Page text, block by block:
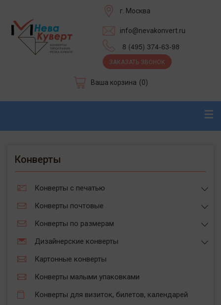
г. Москва
info@nevakonvert.ru
8 (495) 374-63-98
ЗАКАЗАТЬ ЗВОНОК
Ваша корзина (0)
☰
Конверты
Конверты с печатью
Конверты почтовые
Конверты по размерам
Дизайнерские конверты
Картонные конверты
Конверты малыми упаковками
Конверты для визиток, билетов, календарей